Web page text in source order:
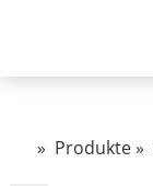
» Produkte»